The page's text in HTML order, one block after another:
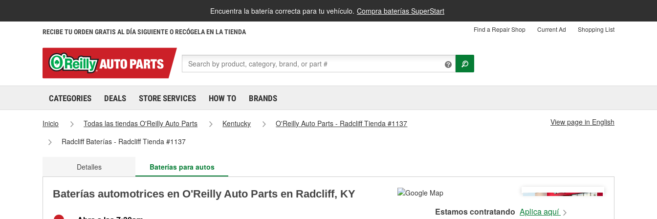
Encuentra la batería correcta para tu vehículo. Compra baterías SuperStart
RECIBE TU ORDEN GRATIS AL DÍA SIGUIENTE O RECÓGELA EN LA TIENDA Find a Repair Shop Current Ad Shopping List
CATEGORIES DEALS STORE SERVICES HOW TO BRANDS
Inicio Todas las tiendas O'Reilly Auto Parts Kentucky
O'Reilly Auto Parts - Radcliff Tienda #1137
Radcliff Baterías - Radcliff Tienda #1137
View page in English
Detalles Baterías para autos
Baterías automotrices en O'Reilly Auto Parts en Radcliff, KY
Estamos contratando Aplica aquí